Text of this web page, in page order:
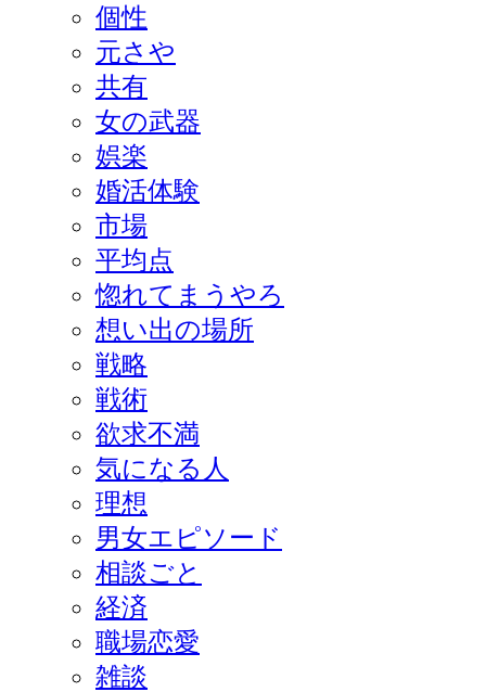
個性
元さや
共有
女の武器
娯楽
婚活体験
市場
平均点
惚れてまうやろ
想い出の場所
戦略
戦術
欲求不満
気になる人
理想
男女エピソード
相談ごと
経済
職場恋愛
雑談